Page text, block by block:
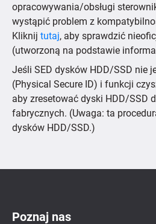
opracowywania/obsługi
wystąpić problem z
Kliknij tutaj, aby sprawdzić
(utworzoną na podstawie
Jeśli SED dysków HDD/SSD nie
(Physical Secure ID) i funkcji
aby zresetować dyski HDD/SSD
fabrycznych. (Uwaga: ta
dysków HDD/SSD.)
Poznaj nas